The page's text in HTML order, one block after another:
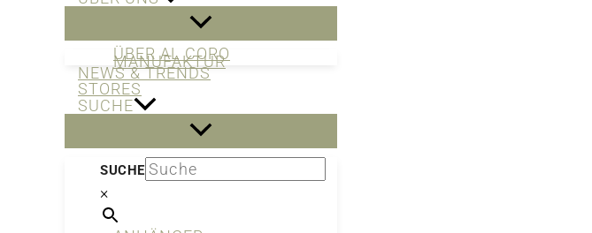
ÜBER AL CORO
MANUFAKTUR
NEWS & TRENDS
STORES
SUCHE
SUCHE
×